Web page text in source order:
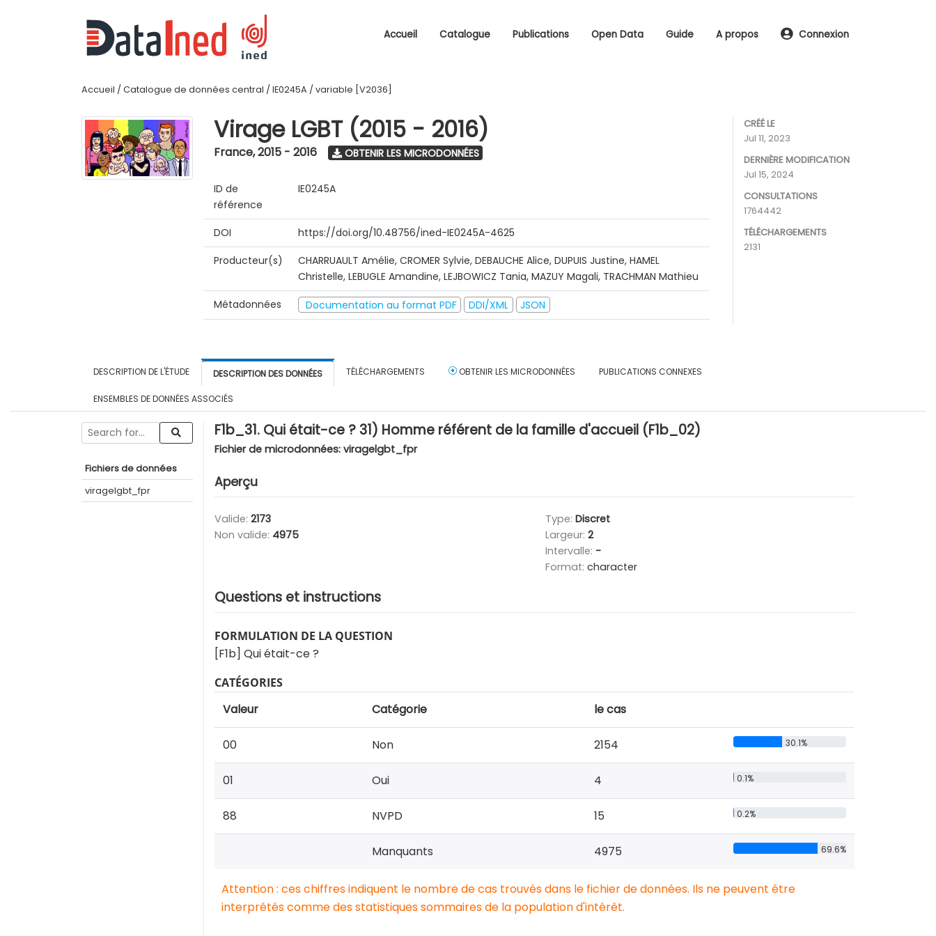
Accueil Catalogue Publications Open Data Guide A propos Connexion
Accueil / Catalogue de données central / IE0245A / variable [V2036]
Virage LGBT (2015 - 2016)
France,2015 - 2016 OBTENIR LES MICRODONNÉES
ID de
référence
IE0245A
DOI
https://doi.org/10.48756/ined-IE0245A-4625
Producteur(s)
CHARRUAULT Amélie, CROMER Sylvie, DEBAUCHE Alice, DUPUIS Justine, HAMEL
Christelle, LEBUGLE Amandine, LEJBOWICZ Tania, MAZUY Magali, TRACHMAN Mathieu
Métadonnées
Documentation au format PDF DDI/XML JSON
CRÉÉ LE
Jul 11, 2023
DERNIÈRE MODIFICATION
Jul 15, 2024
CONSULTATIONS
1764442
TÉLÉCHARGEMENTS
2131
DESCRIPTION DE L'ÉTUDE DESCRIPTION DES DONNÉES TÉLÉCHARGEMENTS OBTENIR LES MICRODONNÉES PUBLICATIONS CONNEXES
ENSEMBLES DE DONNÉES ASSOCIÉS
Fichiers de données
viragelgbt_fpr
F1b_31. Qui était-ce ? 31) Homme référent de la famille d'accueil (F1b_02)
Fichier de microdonnées: viragelgbt_fpr
Aperçu
Valide: 2173
Non valide: 4975
Type: Discret
Largeur: 2
Intervalle: -
Format: character
Questions et instructions
FORMULATION DE LA QUESTION
[F1b] Qui était-ce ?
CATÉGORIES
Valeur Catégorie le cas
00 Non 2154 30.1%
01 Oui 4 0.1%
88 NVPD 15 0.2%
Manquants 4975 69.6%
Attention : ces chiffres indiquent le nombre de cas trouvés dans le fichier de données. Ils ne peuvent être
interprétés comme des statistiques sommaires de la population d'intérêt.